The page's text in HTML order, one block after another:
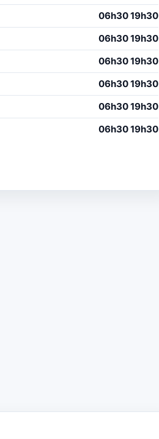
06h30 19h30
06h30 19h30
06h30 19h30
06h30 19h30
06h30 19h30
06h30 19h30